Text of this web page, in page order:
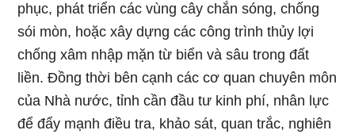
phục, phát triển các vùng cây chắn sóng, chống
sói mòn, hoặc xây dựng các công trình thủy lợi
chống xâm nhập mặn từ biển và sâu trong đất
liền. Đồng thời bên cạnh các cơ quan chuyên môn
của Nhà nước, tỉnh cần đầu tư kinh phí, nhân lực
để đẩy mạnh điều tra, khảo sát, quan trắc, nghiên